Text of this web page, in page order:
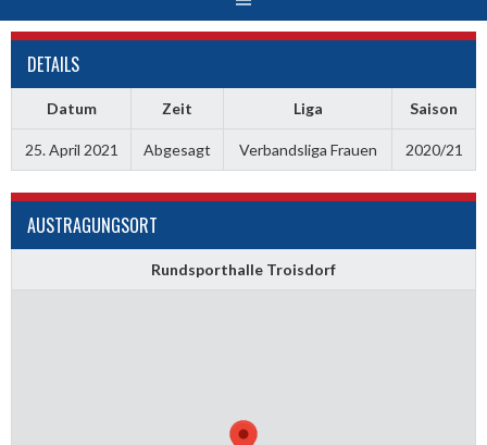
DETAILS
Datum Zeit Liga Saison
25. April 2021 Abgesagt Verbandsliga Frauen 2020/21
AUSTRAGUNGSORT
Rundsporthalle Troisdorf